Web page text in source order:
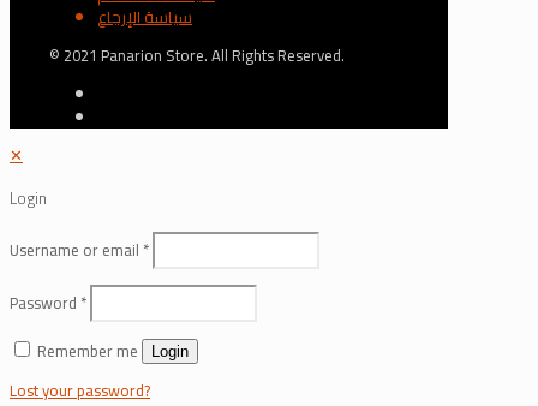
سياسة الإرجاع
© 2021 Panarion Store. All Rights Reserved.
✕
Login
Username or email *
Password *
Remember me
Login
Lost your password?